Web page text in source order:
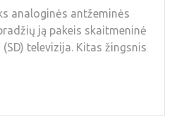
analoginės antžeminės
ją pakeis skaitmeninė
televizija. Kitas žingsnis